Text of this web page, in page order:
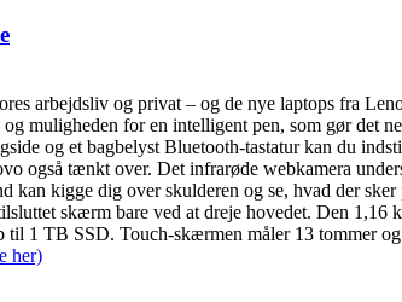
arbejdsliv og privat – og de nye laptops fra
muligheden for en intelligent pen, som gør det
og et bagbelyst Bluetooth-tastatur kan du
også tænkt over. Det infrarøde webkamera
kigge dig over skulderen og se, hvad der
skærm bare ved at dreje hovedet. Den
til 1 TB SSD. Touch-skærmen måler 13 tommer
her)